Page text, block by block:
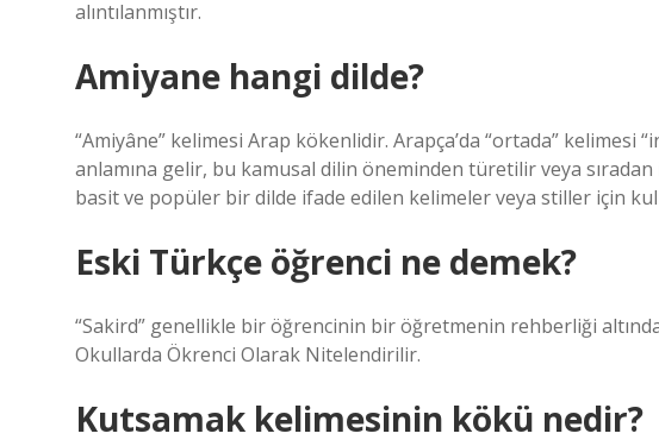
alıntılanmıştır.
Amiyane hangi dilde?
“Amiyâne” kelimesi Arap kökenlidir. Arapça’da “ortada” kelimesi
anlamına gelir, bu kamusal dilin öneminden türetilir veya
basit ve popüler bir dilde ifade edilen kelimeler veya stiller için
Eski Türkçe öğrenci ne demek?
“Sakird” genellikle bir öğrencinin bir öğretmenin rehberliği
Okullarda Ökrenci Olarak Nitelendirilir.
Kutsamak kelimesinin kökü nedir?